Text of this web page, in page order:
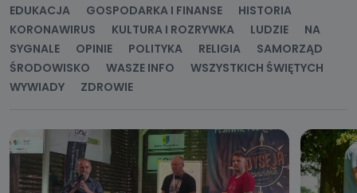
EDUKACJA
GOSPODARKA I FINANSE
HISTORIA
KORONAWIRUS
KULTURA I ROZRYWKA LUDZIE
NA
SYGNALE
OPINIE POLITYKA RELIGIA
SAMORZĄD
ŚRODOWISKO
WASZE INFO
WSZYSTKICH ŚWIĘTYCH
WYWIADY
ZDROWIE